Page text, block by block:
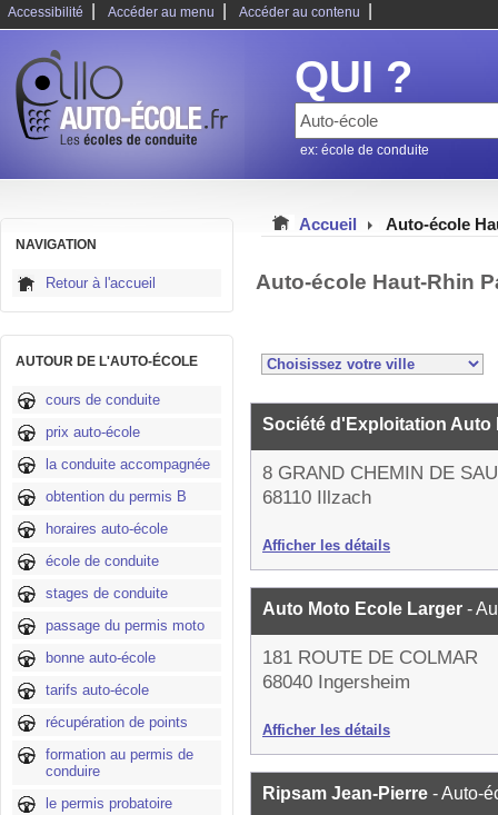
Accessibilité Accéder au menu Accéder au contenu
QUI ?
ex: école de conduite
NAVIGATION
Retour à l'accueil
AUTOUR DE L'AUTO-ÉCOLE
cours de conduite
prix auto-école
la conduite accompagnée
obtention du permis B
horaires auto-école
école de conduite
stages de conduite
passage du permis moto
bonne auto-école
tarifs auto-école
récupération de points
formation au permis de
conduire
le permis probatoire
Accueil Auto-école
Auto-école Haut-Rhin
Société d'Exploitation Auto
8 GRAND CHEMIN DE
68110 Illzach
Afficher les détails
Auto Moto Ecole Larger -
181 ROUTE DE COLMAR
68040 Ingersheim
Afficher les détails
Ripsam Jean-Pierre - Auto-